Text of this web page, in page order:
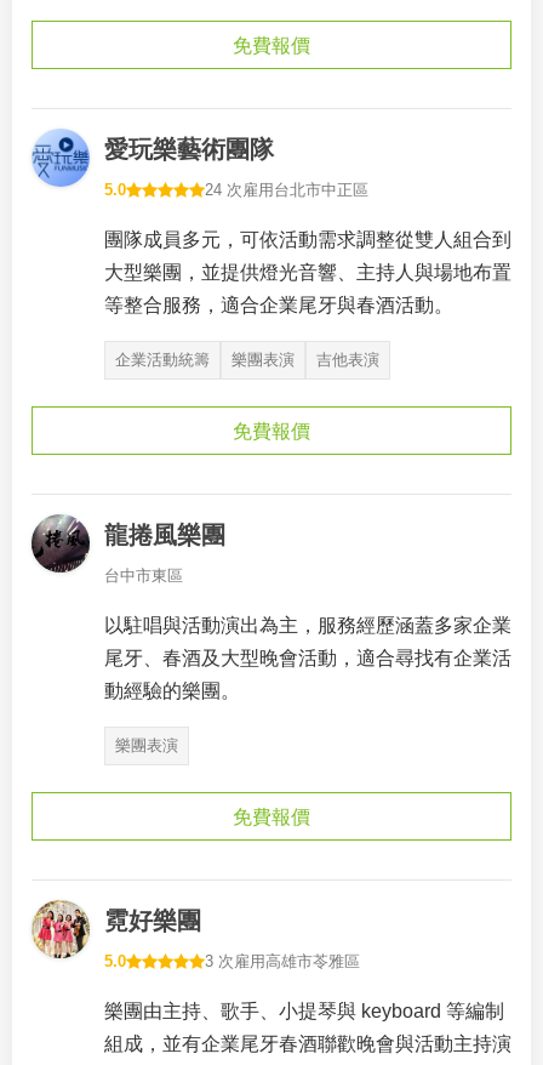
免費報價
愛玩樂藝術團隊
5.0 24 次雇用 台北市中正區
團隊成員多元，可依活動需求調整從雙人組合到
大型樂團，並提供燈光音響、主持人與場地布置
等整合服務，適合企業尾牙與春酒活動。
企業活動統籌 樂團表演 吉他表演
免費報價
龍捲風樂團
台中市東區
以駐唱與活動演出為主，服務經歷涵蓋多家企業
尾牙、春酒及大型晚會活動，適合尋找有企業活
動經驗的樂團。
樂團表演
免費報價
霓好樂團
5.0 3 次雇用高雄市苓雅區
樂團由主持、歌手、小提琴與 keyboard 等編制
組成，並有企業尾牙春酒聯歡晚會與活動主持演